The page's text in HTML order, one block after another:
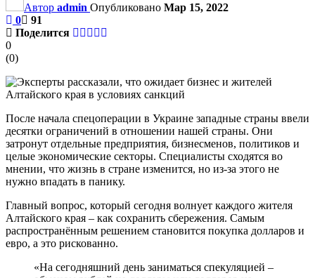
Автор admin Опубликовано Мар 15, 2022
0
91
Поделится
0
(0)
После начала спецоперации в Украине западные страны ввели
десятки ограничений в отношении нашей страны. Они
затронут отдельные предприятия, бизнесменов, политиков и
целые экономические секторы. Специалисты сходятся во
мнении, что жизнь в стране изменится, но из-за этого не
нужно впадать в панику.
Главный вопрос, который сегодня волнует каждого жителя
Алтайского края – как сохранить сбережения. Самым
распространённым решением становится покупка долларов и
евро, а это рискованно.
«На сегодняшний день заниматься спекуляцией –